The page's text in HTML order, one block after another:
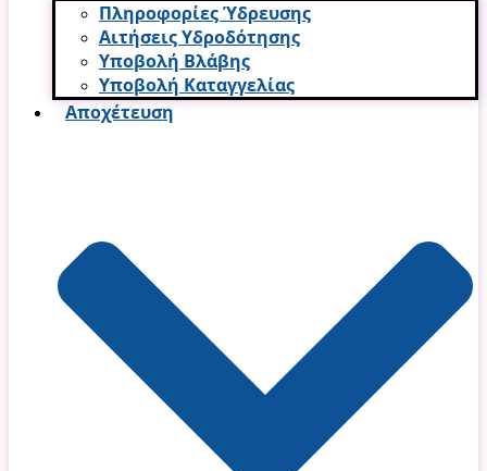
Πληροφορίες Ύδρευσης
Αιτήσεις Υδροδότησης
Υποβολή Βλάβης
Υποβολή Καταγγελίας
Αποχέτευση